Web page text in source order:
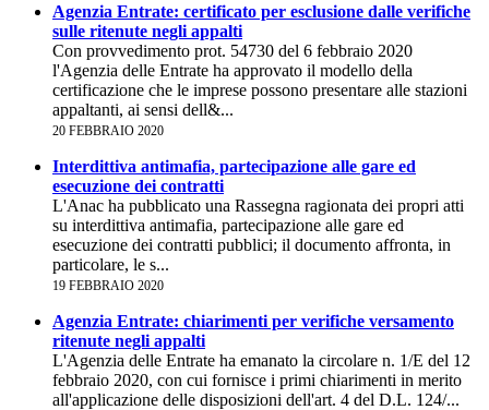
Agenzia Entrate: certificato per esclusione dalle verifiche
sulle ritenute negli appalti
Con provvedimento prot. 54730 del 6 febbraio 2020
l'Agenzia delle Entrate ha approvato il modello della
certificazione che le imprese possono presentare alle stazioni
appaltanti, ai sensi dell&...
20 FEBBRAIO 2020
Interdittiva antimafia, partecipazione alle gare ed
esecuzione dei contratti
L'Anac ha pubblicato una Rassegna ragionata dei propri atti
su interdittiva antimafia, partecipazione alle gare ed
esecuzione dei contratti pubblici; il documento affronta, in
particolare, le s...
19 FEBBRAIO 2020
Agenzia Entrate: chiarimenti per verifiche versamento
ritenute negli appalti
L'Agenzia delle Entrate ha emanato la circolare n. 1/E del 12
febbraio 2020, con cui fornisce i primi chiarimenti in merito
all'applicazione delle disposizioni dell'art. 4 del D.L. 124/...